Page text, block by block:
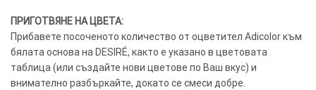
ПРИГОТВЯНЕ НА ЦВЕТА:
Прибавете посоченото количество от оцветител Adicolor към
бялата основа на DESIRÉ, както е указано в цветовата
таблица (или създайте нови цветове по Ваш вкус) и
внимателно разбъркайте, докато се смеси добре.